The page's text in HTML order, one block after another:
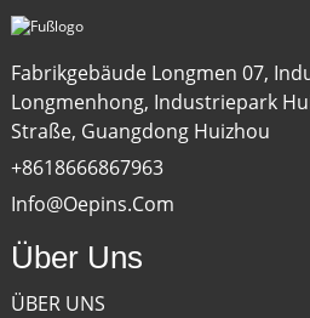
Fabrikgebäude Longmen 07,
Longmenhong, Industriepark
Straße, Guangdong Huizhou
+8618666867963
Info@oepins.com
Über Uns
ÜBER UNS